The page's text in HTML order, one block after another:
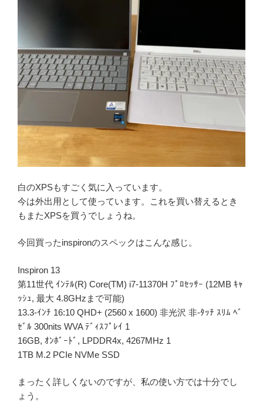
白のXPSもすごく気に入っています。
今は外出用として使っています。これを買い替えるとき
もまたXPSを買うでしょうね。
今回買ったinspironのスペックはこんな感じ。
Inspiron 13
第11世代 ｲﾝﾃﾙ(R) Core(TM) i7-11370H ﾌﾟﾛｾｯｻｰ (12MB ｷｬ
ｯｼｭ, 最大 4.8GHzまで可能)
13.3-ｲﾝﾁ 16:10 QHD+ (2560 x 1600) 非光沢 非-ﾀｯﾁ ｽﾘﾑ ﾍﾞ
ｾﾞﾙ 300nits WVA ﾃﾞｨｽﾌﾟﾚｲ 1
16GB, ｵﾝﾎﾞｰﾄﾞ, LPDDR4x, 4267MHz 1
1TB M.2 PCIe NVMe SSD
まったく詳しくないのですが、私の使い方では十分でし
ょう。